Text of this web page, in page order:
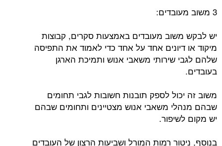
3 משוב מעובדים:
יש לבקש משוב מעובדים באמצעות סקרים, קבוצות
מיקוד או דיונים אחד על אחד כדי לאמוד את התפיסה
שלהם לגבי שירותי משאבי אנוש ותמיכת הארגן
בעובדים.
משוב זה יכול לספק תובנות חשובות לגבי תחומים
שבהם מנהלי משאבי אנוש מצטיינים ותחומים שבהם
יש מקום לשיפור.
בנוסף, ניטור רמות המורל ושביעות הרצון של העובדים